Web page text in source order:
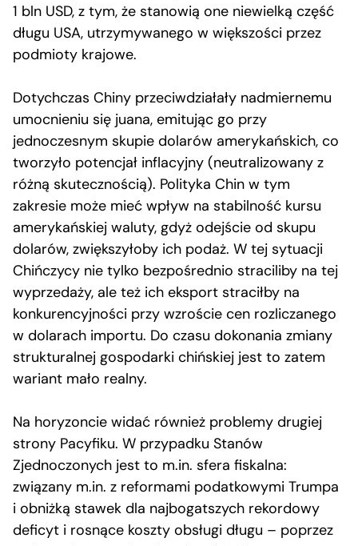
1 bln USD, z tym, że stanowią one niewielką część
długu USA, utrzymywanego w większości przez
podmioty krajowe.
Dotychczas Chiny przeciwdziałały nadmiernemu
umocnieniu się juana, emitując go przy
jednoczesnym skupie dolarów amerykańskich, co
tworzyło potencjał inflacyjny (neutralizowany z
różną skutecznością). Polityka Chin w tym
zakresie może mieć wpływ na stabilność kursu
amerykańskiej waluty, gdyż odejście od skupu
dolarów, zwiększyłoby ich podaż. W tej sytuacji
Chińczycy nie tylko bezpośrednio straciliby na tej
wyprzedaży, ale też ich eksport straciłby na
konkurencyjności przy wzroście cen rozliczanego
w dolarach importu. Do czasu dokonania zmiany
strukturalnej gospodarki chińskiej jest to zatem
wariant mało realny.
Na horyzoncie widać również problemy drugiej
strony Pacyfiku. W przypadku Stanów
Zjednoczonych jest to m.in. sfera fiskalna:
związany m.in. z reformami podatkowymi Trumpa
i obniżką stawek dla najbogatszych rekordowy
deficyt i rosnące koszty obsługi długu – poprzez